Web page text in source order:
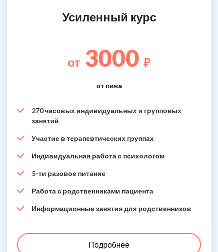
Усиленный курс
от 3000 ₽
от пива
270 часовых индивидуальных и групповых
занятий
Участие в терапевтических группах
Индивидуальная работа с психологом
5-ти разовое питание
Работа с родственниками пациента
Информационные занятия для родственников
Подробнее